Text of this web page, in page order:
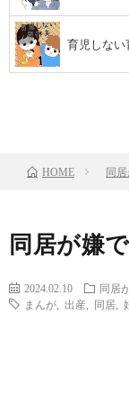
育児しない
HOME 同
同居が嫌
2024.02.10
同居
まんが
出産 同居